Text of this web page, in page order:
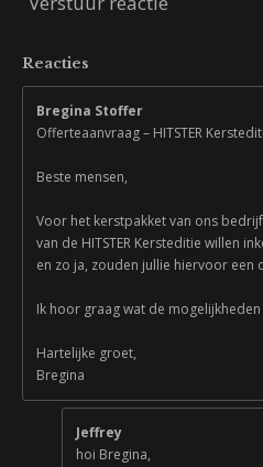
Reacties
Bregina Stoffer
Offerteaanvraag – HITSTER
Beste mensen,
Voor het kerstpakket van ons
van de HITSTER Kersteditie willen
en zo ja, zouden jullie hiervoor een
Ik hoor graag wat de
Hartelijke groet,
Bregina
Jeffrey
hoi Bregina,